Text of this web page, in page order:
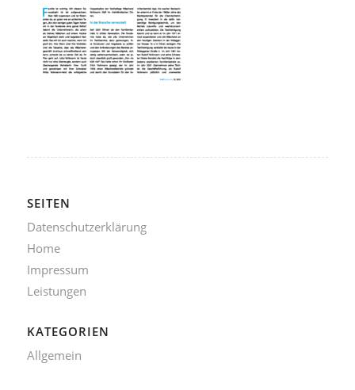
SEITEN
Datenschutzerklärung
Home
Impressum
Leistungen
KATEGORIEN
Allgemein